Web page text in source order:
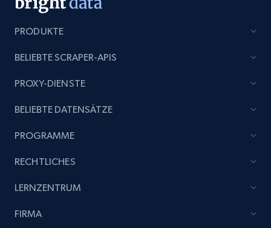
Etsy
Reviews count shop, Reviews count item, Initial
1.9K+
Etsy - Collect data on products using
PRODUKTE
BELIEBTE SCRAPER-APIS
PROXY-DIENSTE
BELIEBTE DATENSÄTZE
PROGRAMME
RECHTLICHES
LERNZENTRUM
FIRMA